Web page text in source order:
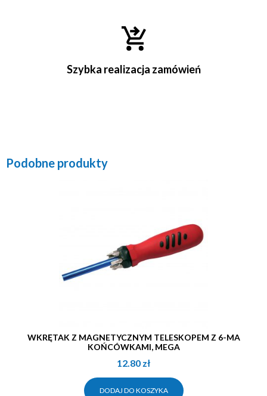
Szybka realizacja zamówień
Podobne produkty
WKRĘTAK Z MAGNETYCZNYM TELESKOPEM Z 6-MA
KOŃCÓWKAMI, MEGA
12.80 zł
DODAJ DO KOSZYKA